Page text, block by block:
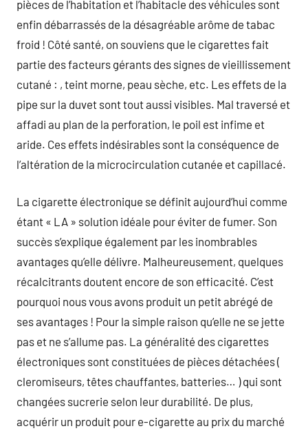
pièces de l’habitation et l’habitacle des véhicules sont
enfin débarrassés de la désagréable arôme de tabac
froid ! Côté santé, on souviens que le cigarettes fait
partie des facteurs gérants des signes de vieillissement
cutané : , teint morne, peau sèche, etc. Les effets de la
pipe sur la duvet sont tout aussi visibles. Mal traversé et
affadi au plan de la perforation, le poil est infime et
aride. Ces effets indésirables sont la conséquence de
l’altération de la microcirculation cutanée et capillacé.
La cigarette électronique se définit aujourd’hui comme
étant « LA » solution idéale pour éviter de fumer. Son
succès s’explique également par les inombrables
avantages qu’elle délivre. Malheureusement, quelques
récalcitrants doutent encore de son efficacité. C’est
pourquoi nous vous avons produit un petit abrégé de
ses avantages ! Pour la simple raison qu’elle ne se jette
pas et ne s’allume pas. La généralité des cigarettes
électroniques sont constituées de pièces détachées (
cleromiseurs, têtes chauffantes, batteries… ) qui sont
changées sucrerie selon leur durabilité. De plus,
acquérir un produit pour e-cigarette au prix du marché